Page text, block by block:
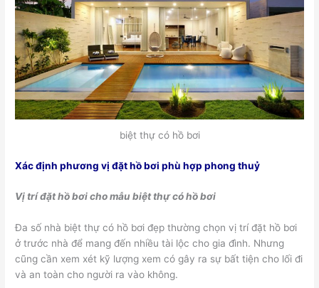
biệt thự có hồ bơi
Xác định phương vị đặt hồ bơi phù hợp phong thuỷ
Vị trí đặt hồ bơi cho mẫu biệt thự có hồ bơi
Đa số nhà biệt thự có hồ bơi đẹp thường chọn vị trí đặt hồ bơi
ở trước nhà để mang đến nhiều tài lộc cho gia đình. Nhưng
cũng cần xem xét kỹ lượng xem có gây ra sự bất tiện cho lối đi
và an toàn cho người ra vào không.